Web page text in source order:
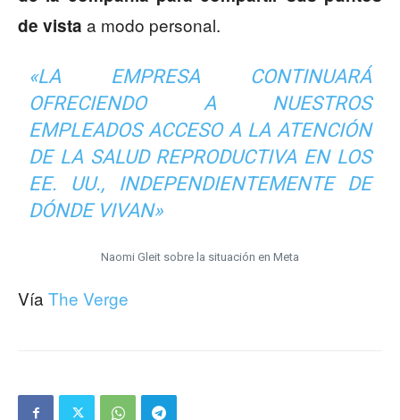
de vista a modo personal.
«LA EMPRESA CONTINUARÁ
OFRECIENDO A NUESTROS
EMPLEADOS ACCESO A LA ATENCIÓN
DE LA SALUD REPRODUCTIVA EN LOS
EE. UU., INDEPENDIENTEMENTE DE
DÓNDE VIVAN»
Naomi Gleit sobre la situación en Meta
Vía The Verge